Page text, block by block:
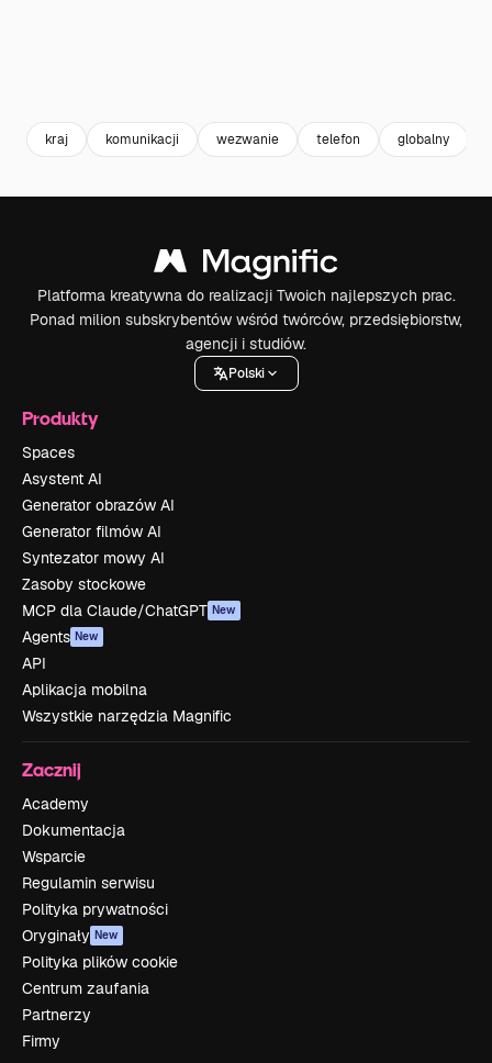
kraj komunikacji wezwanie telefon globalny
Platforma kreatywna do realizacji Twoich najlepszych prac.
Ponad milion subskrybentów wśród twórców, przedsiębiorstw,
agencji i studiów.
Polski
Produkty
Spaces
Asystent AI
Generator obrazów AI
Generator filmów AI
Syntezator mowy AI
Zasoby stockowe
MCP dla Claude/ChatGPT New
Agents New
API
Aplikacja mobilna
Wszystkie narzędzia Magnific
Zacznij
Academy
Dokumentacja
Wsparcie
Regulamin serwisu
Polityka prywatności
Oryginały New
Polityka plików cookie
Centrum zaufania
Partnerzy
Firmy